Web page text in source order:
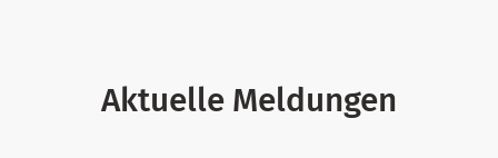
Aktuelle Meldungen